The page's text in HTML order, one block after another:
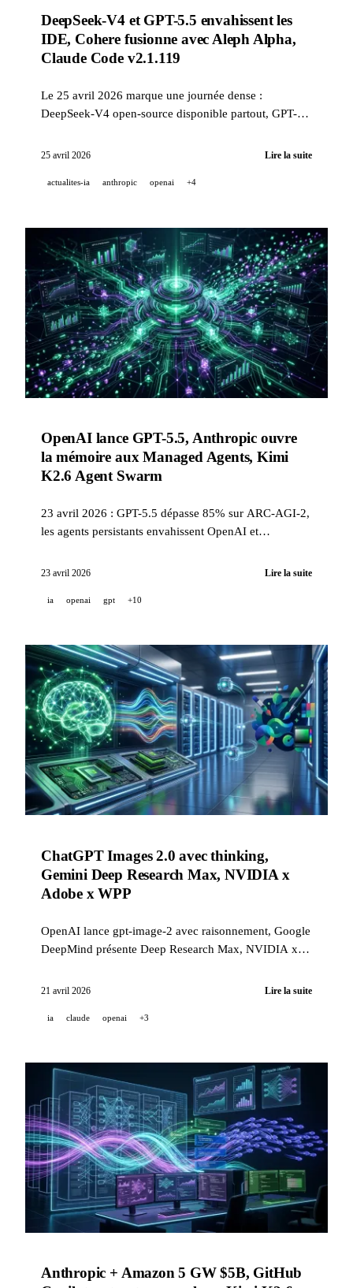
DeepSeek-V4 et GPT-5.5 envahissent les
IDE, Cohere fusionne avec Aleph Alpha,
Claude Code v2.1.119
Le 25 avril 2026 marque une journée dense :
DeepSeek-V4 open-source disponible partout, GPT-
fusion Cohere + Aleph Alpha avec 600 millions USD
de 40 améliorations.
25 avril 2026 Lire la suite
actualites-ia anthropic openai +4
OpenAI lance GPT-5.5, Anthropic ouvre
la mémoire aux Managed Agents, Kimi
K2.6 Agent Swarm
23 avril 2026 : GPT-5.5 dépasse 85% sur ARC-AGI-2,
les agents persistants envahissent OpenAI et
K2.6 déploie 300 sous-agents parallèles.
23 avril 2026 Lire la suite
ia openai gpt +10
ChatGPT Images 2.0 avec thinking,
Gemini Deep Research Max, NVIDIA x
Adobe x WPP
OpenAI lance gpt-image-2 avec raisonnement, Google
DeepMind présente Deep Research Max, NVIDIA x
21 avril 2026 Lire la suite
ia claude openai +3
Anthropic + Amazon 5 GW $5B, GitHub